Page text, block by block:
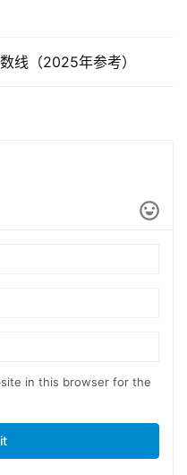
线（2025年参考）
in this browser for the